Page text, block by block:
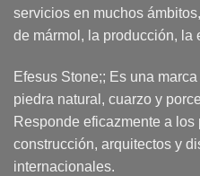
servicios en muchos
de mármol, la producción, la
Efesus Stone;; Es una
piedra natural, cuarzo y
Responde eficazmente a
construcción, arquitectos y
internacionales.